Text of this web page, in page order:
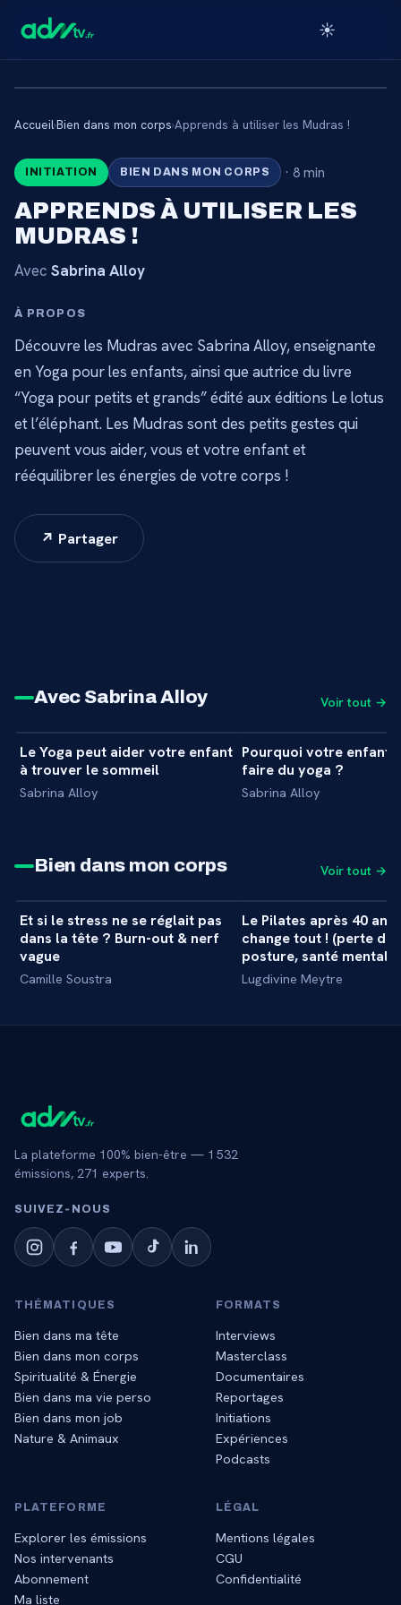
☀️
CONTENU RÉSERVÉ AUX
ABONNÉS
abonnez-vous pour accéder au catalogue.
Accueil›Bien dans mon corps›Apprends à utiliser les Mudras !
INITIATION BIEN DANS MON CORPS ·8 min
APPRENDS À UTILISER LES
MUDRAS !
Avec Sabrina Alloy
À PROPOS
Découvre les Mudras avec Sabrina Alloy, enseignante
en Yoga pour les enfants, ainsi que autrice du livre
“Yoga pour petits et grands” édité aux éditions Le lotus
et l’éléphant. Les Mudras sont des petits gestes qui
peuvent vous aider, vous et votre enfant et
rééquilibrer les énergies de votre corps !
↗ Partager
Avec Sabrina Alloy Voir tout →
INITIATION +
7 min
Le Yoga peut aider votre enfant
à trouver le sommeil
Sabrina Alloy
INITIATION
Pourquoi votre enfant
faire du yoga ?
Sabrina Alloy
Bien dans mon corps Voir tout →
MASTERCLASS +
34 min
Et si le stress ne se réglait pas
dans la tête ? Burn-out & nerf
vague
Camille Soustra
MASTERCLASS
Le Pilates après 40 ans
change tout ! (perte de
posture, santé
Lugdivine Meytre
La plateforme 100% bien-être — 1 532
émissions, 271 experts.
SUIVEZ‑NOUS
THÉMATIQUES
Bien dans ma tête
Bien dans mon corps
Spiritualité & Énergie
Bien dans ma vie perso
Bien dans mon job
Nature & Animaux
FORMATS
Interviews
Masterclass
Documentaires
Reportages
Initiations
Expériences
Podcasts
PLATEFORME
Explorer les émissions
Nos intervenants
Abonnement
Ma liste
LÉGAL
Mentions légales
CGU
Confidentialité